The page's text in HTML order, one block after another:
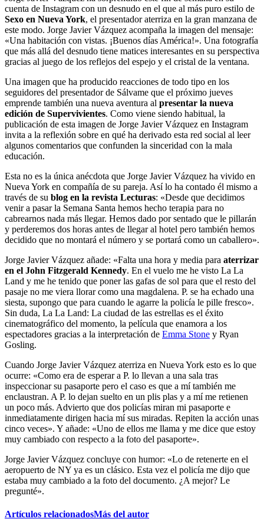
cuenta de Instagram con un desnudo en el que al más puro estilo de
Sexo en Nueva York, el presentador aterriza en la gran manzana de
este modo. Jorge Javier Vázquez acompaña la imagen del mensaje:
«Una habitación con vistas. ¡Buenos días América!». Una fotografía
que más allá del desnudo tiene matices interesantes en su perspectiva
gracias al juego de los reflejos del espejo y el cristal de la ventana.
Una imagen que ha producido reacciones de todo tipo en los
seguidores del presentador de Sálvame que el próximo jueves
emprende también una nueva aventura al presentar la nueva
edición de Supervivientes. Como viene siendo habitual, la
publicación de esta imagen de Jorge Javier Vázquez en Instagram
invita a la reflexión sobre en qué ha derivado esta red social al leer
algunos comentarios que confunden la sinceridad con la mala
educación.
Esta no es la única anécdota que Jorge Javier Vázquez ha vivido en
Nueva York en compañía de su pareja. Así lo ha contado él mismo a
través de su blog en la revista Lecturas: «Desde que decidimos
venir a pasar la Semana Santa hemos hecho terapia para no
cabrearnos nada más llegar. Hemos dado por sentado que le pillarán
y perderemos dos horas antes de llegar al hotel pero también hemos
decidido que no montará el número y se portará como un caballero».
Jorge Javier Vázquez añade: «Falta una hora y media para aterrizar
en el John Fitzgerald Kennedy. En el vuelo me he visto La La
Land y me he tenido que poner las gafas de sol para que el resto del
pasaje no me viera llorar como una magdalena. P. se ha echado una
siesta, supongo que para cuando le agarre la policía le pille fresco».
Sin duda, La La Land: La ciudad de las estrellas es el éxito
cinematográfico del momento, la película que enamora a los
espectadores gracias a la interpretación de Emma Stone y Ryan
Gosling.
Cuando Jorge Javier Vázquez aterriza en Nueva York esto es lo que
ocurre: «Como era de esperar a P. lo llevan a una sala tras
inspeccionar su pasaporte pero el caso es que a mí también me
enclaustran. A P. lo dejan suelto en un plis plas y a mí me retienen
un poco más. Advierto que dos policías miran mi pasaporte e
inmediatamente dirigen hacia mí sus miradas. Repiten la acción unas
cinco veces». Y añade: «Uno de ellos me llama y me dice que estoy
muy cambiado con respecto a la foto del pasaporte».
Jorge Javier Vázquez concluye con humor: «Lo de retenerte en el
aeropuerto de NY ya es un clásico. Esta vez el policía me dijo que
estaba muy cambiado a la foto del documento. ¿A mejor? Le
pregunté».
Artículos relacionadosMás del autor